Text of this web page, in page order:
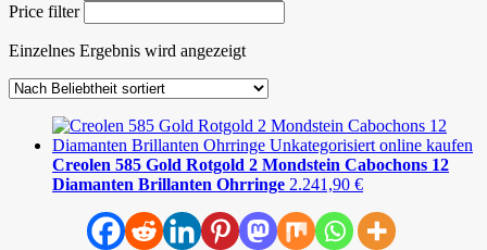
Price filter
Einzelnes Ergebnis wird angezeigt
Creolen 585 Gold Rotgold 2 Mondstein Cabochons 12
Diamanten Brillanten Ohrringe 2.241,90 €